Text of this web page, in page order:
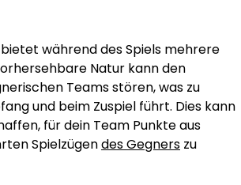
während des Spiels mehrere
Natur kann den
Teams stören, was zu
und beim Zuspiel führt. Dies kann
für dein Team Punkte aus
Spielzügendes Gegners zu